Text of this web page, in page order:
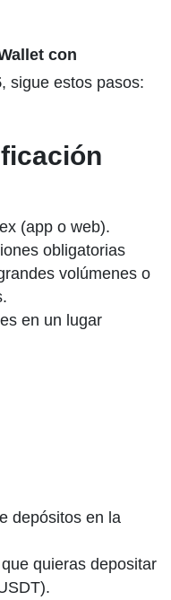
con
, sigue estos pasos:
(app o web).
obligatorias
volúmenes o
en un lugar
depósitos en la
quieras depositar